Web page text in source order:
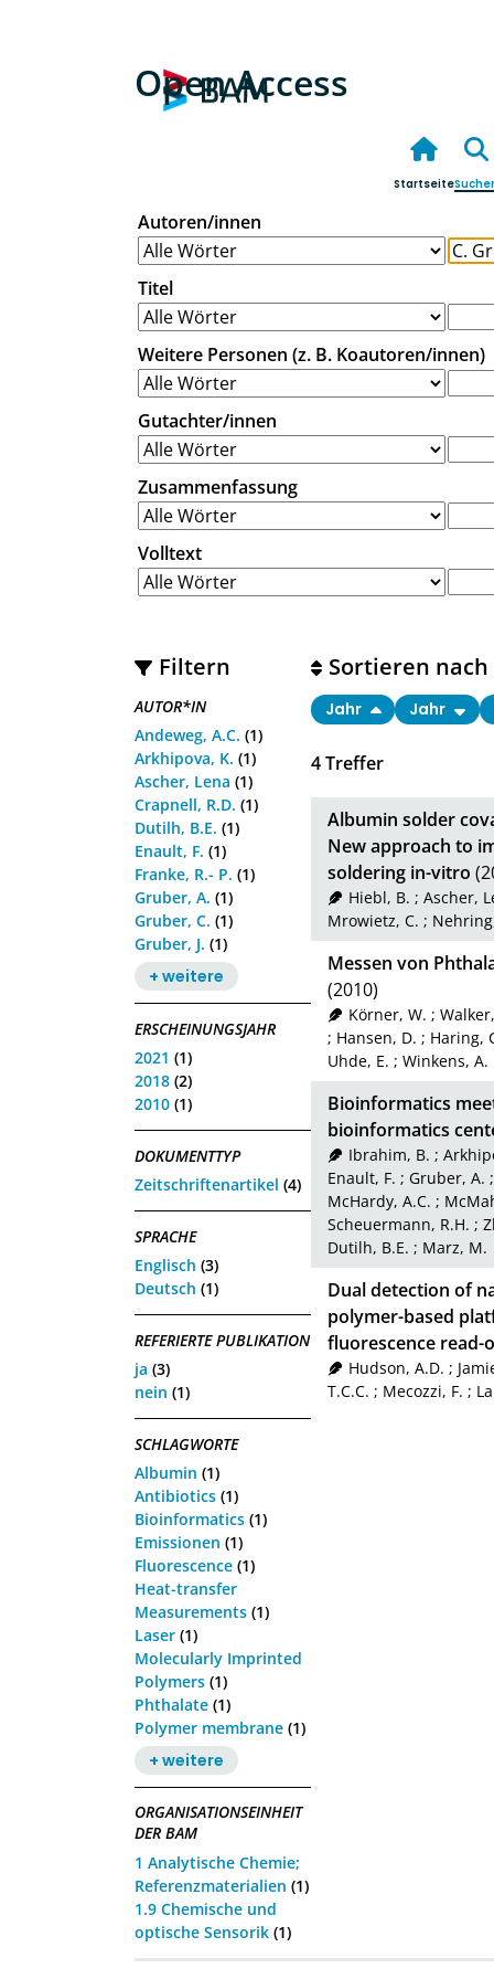
Open Access
Startseite
Autoren/innen
Titel
Weitere Personen (z. B. Koautoren/innen)
Gutachter/innen
Zusammenfassung
Volltext
Filtern
AUTOR*IN
Andeweg, A.C. (1)
Arkhipova, K. (1)
Ascher, Lena (1)
Crapnell, R.D. (1)
Dutilh, B.E. (1)
Enault, F. (1)
Franke, R.- P. (1)
Gruber, A. (1)
Gruber, C. (1)
Gruber, J. (1)
+ weitere
ERSCHEINUNGSJAHR
2021 (1)
2018 (2)
2010 (1)
DOKUMENTTYP
Zeitschriftenartikel (4)
SPRACHE
Englisch (3)
Deutsch (1)
REFERIERTE PUBLIKATION
ja (3)
nein (1)
SCHLAGWORTE
Albumin (1)
Antibiotics (1)
Bioinformatics (1)
Emissionen (1)
Fluorescence (1)
Heat-transfer
Measurements (1)
Laser (1)
Molecularly Imprinted
Polymers (1)
Phthalate (1)
Polymer membrane (1)
+ weitere
ORGANISATIONSEINHEIT
DER BAM
1 Analytische Chemie;
Referenzmaterialien (1)
1.9 Chemische und
optische Sensorik (1)
4Treffer
Sortieren nach
Jahr Jahr
Albumin solder
New approach to
soldering in-vitro
Hiebl, B. ; Ascher,
Mrowietz, C. ;
Messen von
(2010)
Körner, W. ;
; Hansen, D. ; Haring,
Uhde, E. ; Winkens, A.
Bioinformatics
bioinformatics
Ibrahim, B. ;
Enault, F. ; Gruber, A.
McHardy, A.C. ;
Scheuermann, R.H. ;
Dutilh, B.E. ; Marz, M.
Dual detection of
polymer-based
fluorescence read-
Hudson, A.D. ;
T.C.C. ; Mecozzi, F. ;